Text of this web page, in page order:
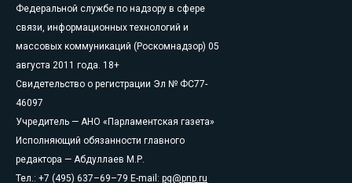
Федеральной службе по надзору в сфере
связи, информационных технологий и
массовых коммуникаций (Роскомнадзор) 05
августа 2011 года. 18+
Свидетельство о регистрации Эл № ФС77-
46097
Учредитель — АНО «Парламентская газета»
Исполняющий обязанности главного
редактора — Абдуллаев М.Р.
Тел.: +7 (495) 637–69–79 E-mail: pg@pnp.ru